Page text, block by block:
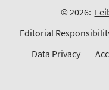
© 2026:
Editorial
Data Privacy